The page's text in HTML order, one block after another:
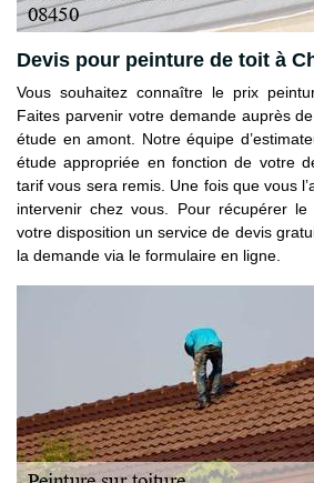
Devis pour peinture de toit à
Vous souhaitez connaître le prix
Faites parvenir votre demande auprès
étude en amont. Notre équipe
étude appropriée en fonction de votre
tarif vous sera remis. Une fois que vous
intervenir chez vous. Pour récupérer
votre disposition un service de devis
la demande via le formulaire en ligne.